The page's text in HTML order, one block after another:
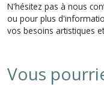
N'hésitez pas à nous
ou pour plus
vos besoins artistiques
Vous